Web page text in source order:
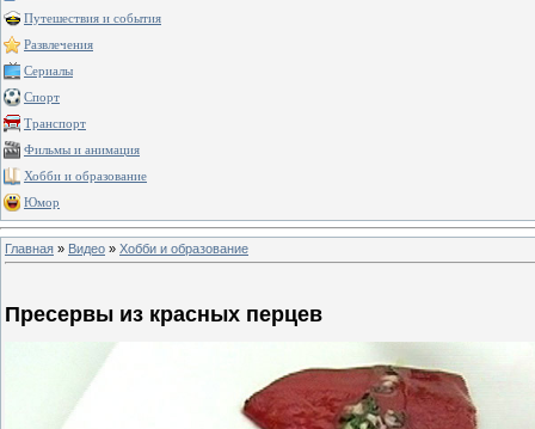
Путешествия и события
Развлечения
Сериалы
Спорт
Транспорт
Фильмы и анимация
Хобби и образование
Юмор
Главная » Видео » Хобби и образование
Пресервы из красных перцев